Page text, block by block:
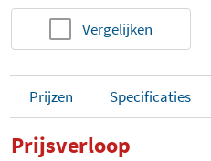
Vergelijken
Prijzen Specificaties
Prijsverloop